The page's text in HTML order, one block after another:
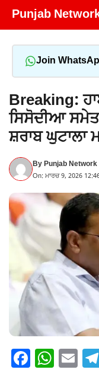
Skip
Punjab
Join
Breaking:
ਸਿਸੋਦੀਆ ਸਮੇਤ
ਸ਼ਰਾਬ ਘੁਟਾਲਾ
ByPunjab
On: ਮਾਰਚ 9, 2026
F W E